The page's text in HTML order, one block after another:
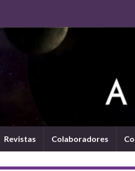
Revistas Colaboradores